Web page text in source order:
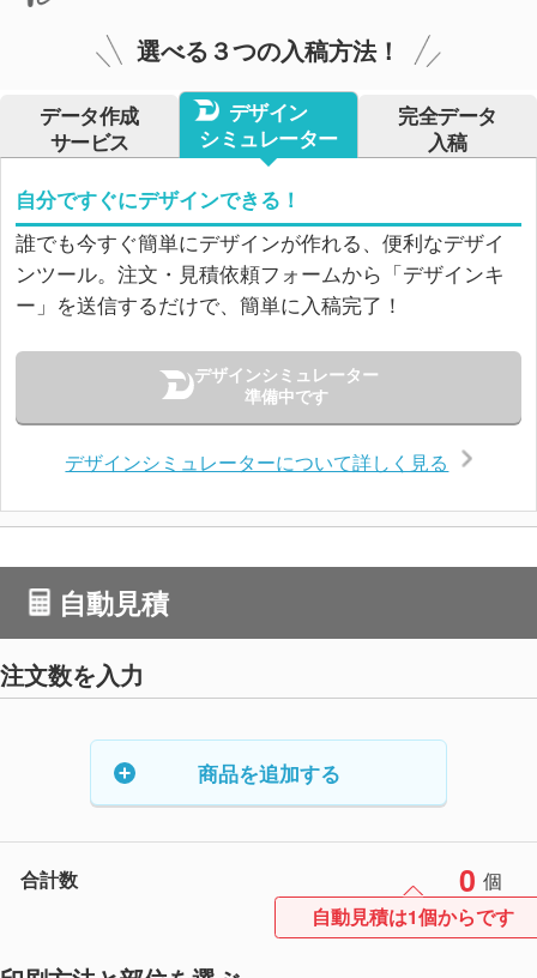
選べる３つの入稿方法！
データ作成
サービス
デザイン
シミュレーター
完全データ
入稿
自分ですぐにデザインできる！
誰でも今すぐ簡単にデザインが作れる、便利なデザイ
ンツール。注文・見積依頼フォームから「デザインキ
ー」を送信するだけで、簡単に入稿完了！
デザインシミュレーター
準備中です
デザインシミュレーターについて詳しく見る
自動見積
注文数を入力
商品を追加する
合計数 0 個
自動見積は1個からです